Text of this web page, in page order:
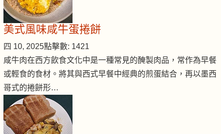
美式風味咸牛蛋捲餅
四 10, 2025點擊數: 1421
咸牛肉在西方飲食文化中是一種常見的醃製肉品，常作為早餐
或輕食的食材。將其與西式早餐中經典的煎蛋結合，再以墨西
哥式的捲餅形…